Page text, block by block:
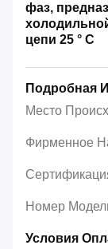
фаз,
цепи 25 ° C
Подробная
Место
Фирменное
Номер
Условия